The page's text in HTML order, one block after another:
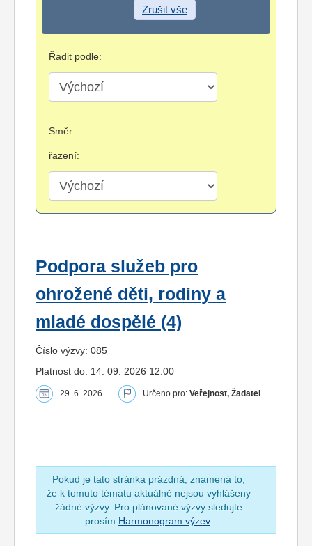
Zrušit vše
Řadit podle:
Směr
řazení:
Podpora služeb pro
ohrožené děti, rodiny a
mladé dospělé (4)
Číslo výzvy: 085
Platnost do: 14. 09. 2026 12:00
29. 6. 2026 Určeno pro: Veřejnost, Žadatel
Pokud je tato stránka prázdná, znamená to,
že k tomuto tématu aktuálně nejsou vyhlášeny
žádné výzvy. Pro plánované výzvy sledujte
prosím Harmonogram výzev.